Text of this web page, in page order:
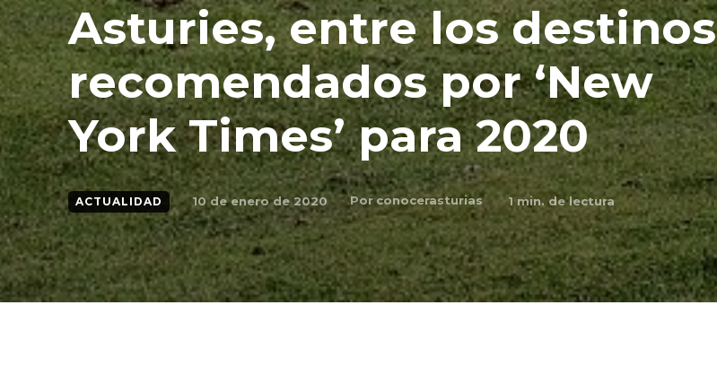
Asturies, entre los destinos
recomendados por ‘New
York Times’ para 2020
ACTUALIDAD 10 de enero de 2020 Por conocerasturias 1min. de lectura